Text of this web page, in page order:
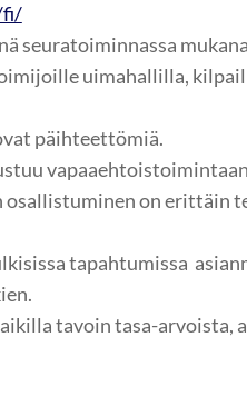
fi/
seuratoiminnassa
uimahallilla,
päihteettömiä.
osallistuminen on erittäin
tapahtumissa
tavoin tasa-arvoista,